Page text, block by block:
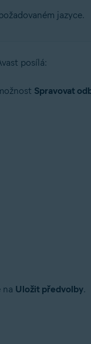
jazyce.
posílá:
Spravovat
na Uložit předvolby.